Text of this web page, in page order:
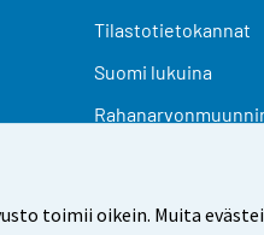
toimii oikein. Muita
Tilastotietokannat
Suomi lukuina